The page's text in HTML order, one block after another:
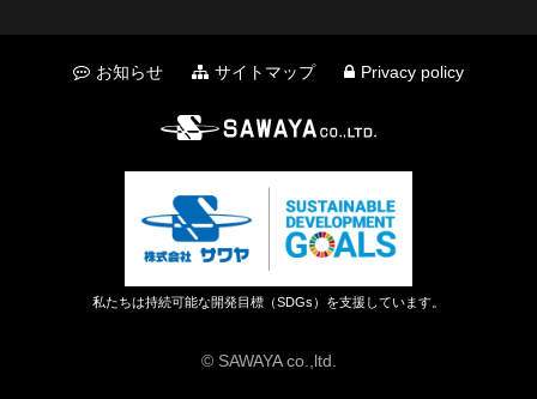
お知らせ サイトマップ Privacy policy
私たちは持続可能な開発目標（SDGs）を支援しています。
© SAWAYA co.,ltd.